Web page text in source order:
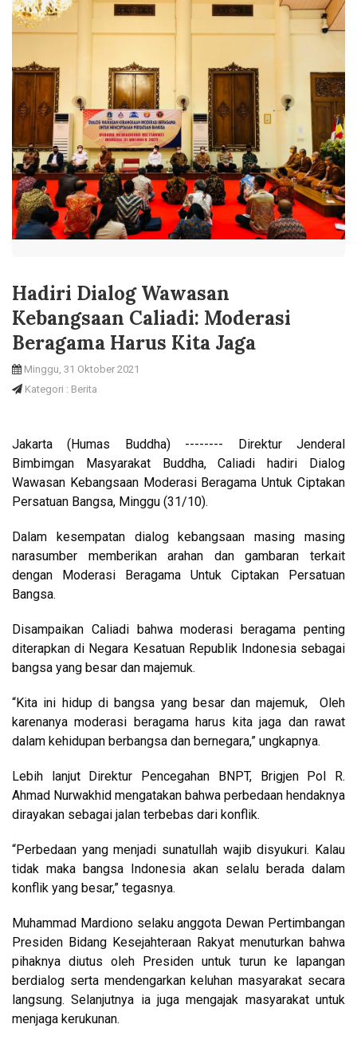
Hadiri Dialog Wawasan
Kebangsaan Caliadi: Moderasi
Beragama Harus Kita Jaga
Minggu, 31 Oktober 2021
Kategori : Berita
Jakarta (Humas Buddha) -------- Direktur Jenderal
Bimbimgan Masyarakat Buddha, Caliadi hadiri Dialog
Wawasan Kebangsaan Moderasi Beragama Untuk Ciptakan
Persatuan Bangsa, Minggu (31/10).
Dalam kesempatan dialog kebangsaan masing masing
narasumber memberikan arahan dan gambaran terkait
dengan Moderasi Beragama Untuk Ciptakan Persatuan
Bangsa.
Disampaikan Caliadi bahwa moderasi beragama penting
diterapkan di Negara Kesatuan Republik Indonesia sebagai
bangsa yang besar dan majemuk.
“Kita ini hidup di bangsa yang besar dan majemuk, Oleh
karenanya moderasi beragama harus kita jaga dan rawat
dalam kehidupan berbangsa dan bernegara,” ungkapnya.
Lebih lanjut Direktur Pencegahan BNPT, Brigjen Pol R.
Ahmad Nurwakhid mengatakan bahwa perbedaan hendaknya
dirayakan sebagai jalan terbebas dari konflik.
“Perbedaan yang menjadi sunatullah wajib disyukuri. Kalau
tidak maka bangsa Indonesia akan selalu berada dalam
konflik yang besar,” tegasnya.
Muhammad Mardiono selaku anggota Dewan Pertimbangan
Presiden Bidang Kesejahteraan Rakyat menuturkan bahwa
pihaknya diutus oleh Presiden untuk turun ke lapangan
berdialog serta mendengarkan keluhan masyarakat secara
langsung. Selanjutnya ia juga mengajak masyarakat untuk
menjaga kerukunan.